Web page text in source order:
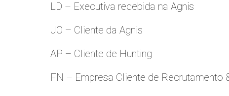
LD – Executiva recebida na Agnis
JO – Cliente da Agnis
AP – Cliente de Hunting
FN – Empresa Cliente de Recrutamento